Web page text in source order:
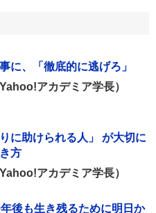
に、「徹底的に逃げろ」
アカデミア学長）
りに助けられる人」 が大切に
方
アカデミア学長）
後も生き残るために明日か